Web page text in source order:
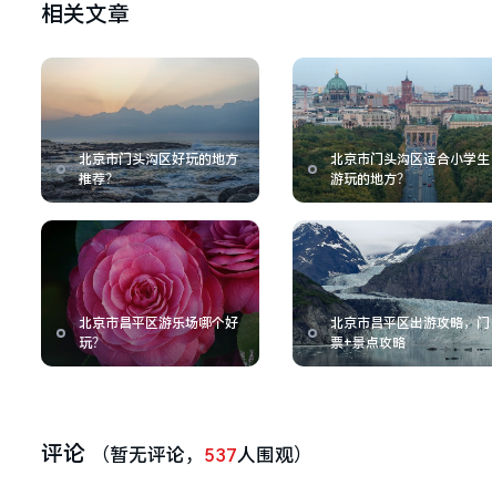
相关文章
北京市门头沟区好玩的地方
推荐？
北京市门头沟区适合小学生
游玩的地方？
北京市昌平区游乐场哪个好
玩？
北京市昌平区出游攻略，门
票+景点攻略
评论 （暂无评论， 537人围观）